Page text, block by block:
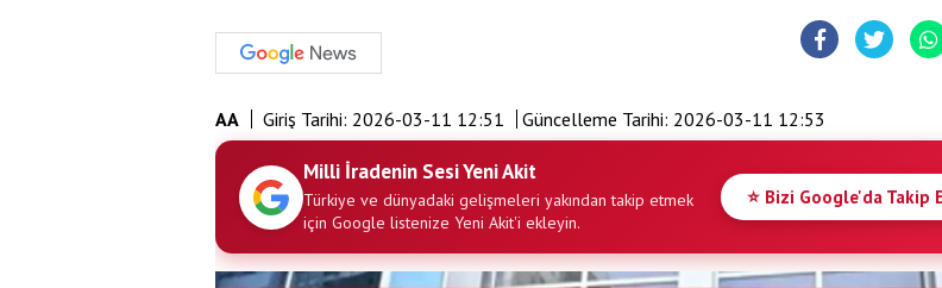
AA Giriş Tarihi: 2026-03-11 12:51 Güncelleme Tarihi: 2026-03-11 12:53
Milli İradenin Sesi Yeni Akit
Türkiye ve dünyadaki gelişmeleri yakından takip etmek
için Google listenize Yeni Akit'i ekleyin.
⭐ Bizi Google'da Takip